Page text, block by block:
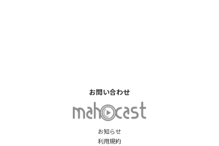
お知らせ
利用規約
お問い合わせ